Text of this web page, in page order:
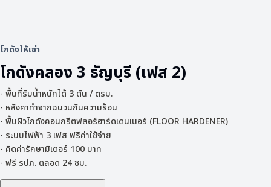
โกดังให้เช่า
โกดังคลอง 3 ธัญบุรี (เฟส 2)
- พื้นที่รับน้ำหนักได้ 3 ตัน / ตรม.
- หลังคาทำจากฉนวนกันความร้อน
- พื้นผิวโกดังคอนกรีตฟลอร์ฮาร์ดเดนเนอร์ (FLOOR HARDENER)
- ระบบไฟฟ้า 3 เฟส ฟรีค่าใช้จ่าย
- คิดค่ารักษามิเตอร์ 100 บาท
- ฟรี รปภ. ตลอด 24 ชม.